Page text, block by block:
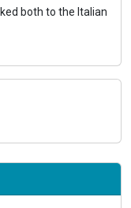
both to the Italian